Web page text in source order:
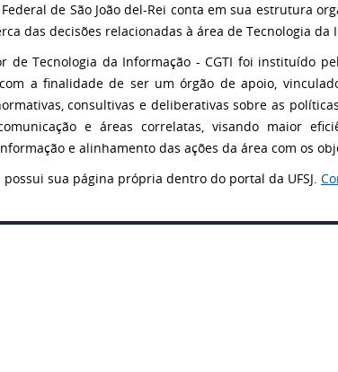
de São João del-Rei conta em sua estrutura
das decisões relacionadas à área de Tecnologia da
de Tecnologia da Informação - CGTI foi instituído
a finalidade de ser um órgão de apoio,
consultivas e deliberativas sobre as
e áreas correlatas, visando maior
e alinhamento das ações da área com os
possui sua página própria dentro do portal da UFSJ.